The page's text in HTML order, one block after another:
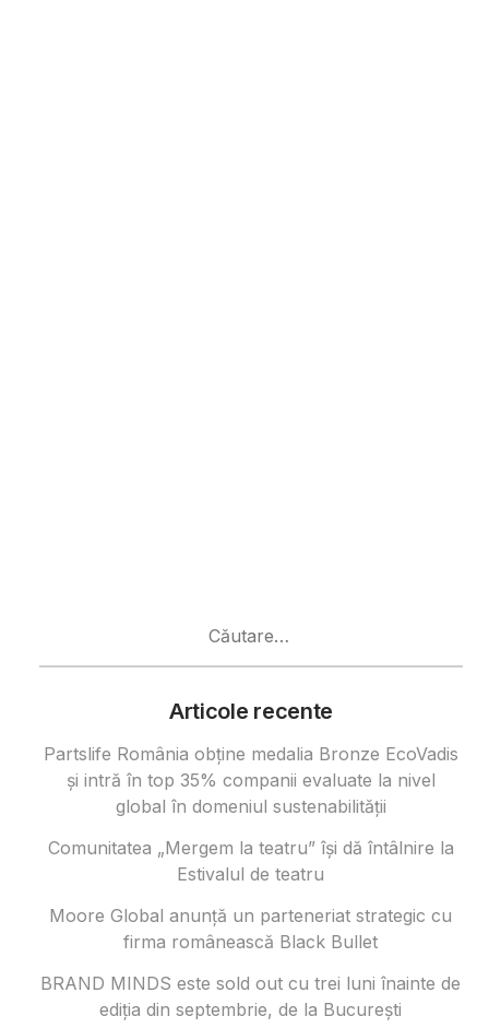
Articole recente
Partslife România obține medalia Bronze EcoVadis
și intră în top 35% companii evaluate la nivel
global în domeniul sustenabilității
Comunitatea „Mergem la teatru” își dă întâlnire la
Estivalul de teatru
Moore Global anunță un parteneriat strategic cu
firma românească Black Bullet
BRAND MINDS este sold out cu trei luni înainte de
ediția din septembrie, de la București